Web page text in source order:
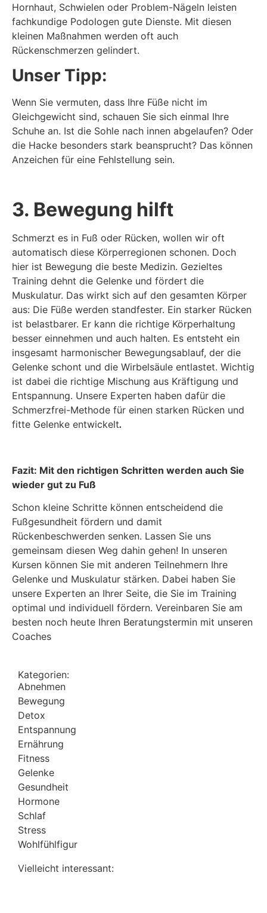
Hornhaut, Schwielen oder Problem-Nägeln leisten
fachkundige Podologen gute Dienste. Mit diesen
kleinen Maßnahmen werden oft auch
Rückenschmerzen gelindert.
Unser Tipp:
Wenn Sie vermuten, dass Ihre Füße nicht im
Gleichgewicht sind, schauen Sie sich einmal Ihre
Schuhe an. Ist die Sohle nach innen abgelaufen? Oder
die Hacke besonders stark beansprucht? Das können
Anzeichen für eine Fehlstellung sein.
3. Bewegung hilft
Schmerzt es in Fuß oder Rücken, wollen wir oft
automatisch diese Körperregionen schonen. Doch
hier ist Bewegung die beste Medizin. Gezieltes
Training dehnt die Gelenke und fördert die
Muskulatur. Das wirkt sich auf den gesamten Körper
aus: Die Füße werden standfester. Ein starker Rücken
ist belastbarer. Er kann die richtige Körperhaltung
besser einnehmen und auch halten. Es entsteht ein
insgesamt harmonischer Bewegungsablauf, der die
Gelenke schont und die Wirbelsäule entlastet. Wichtig
ist dabei die richtige Mischung aus Kräftigung und
Entspannung. Unsere Experten haben dafür die
Schmerzfrei-Methode für einen starken Rücken und
fitte Gelenke entwickelt.
Fazit: Mit den richtigen Schritten werden auch Sie
wieder gut zu Fuß
Schon kleine Schritte können entscheidend die
Fußgesundheit fördern und damit
Rückenbeschwerden senken. Lassen Sie uns
gemeinsam diesen Weg dahin gehen! In unseren
Kursen können Sie mit anderen Teilnehmern Ihre
Gelenke und Muskulatur stärken. Dabei haben Sie
unsere Experten an Ihrer Seite, die Sie im Training
optimal und individuell fördern. Vereinbaren Sie am
besten noch heute Ihren Beratungstermin mit unseren
Coaches
Kategorien:
Abnehmen
Bewegung
Detox
Entspannung
Ernährung
Fitness
Gelenke
Gesundheit
Hormone
Schlaf
Stress
Wohlfühlfigur
Vielleicht interessant: